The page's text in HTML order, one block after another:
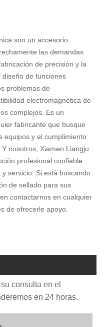
son un accesorio
las demandas
de precisión y la
de funciones
problemas de
electromagnética de
complejos. Es un
fabricante que busque
equipos y el cumplimiento
nosotros, Xiamen Liangju
profesional confiable
servicio. Si está buscando
de sellado para sus
contactarnos en cualquier
de ofrecerle apoyo.
consulta en el
en 24 horas.